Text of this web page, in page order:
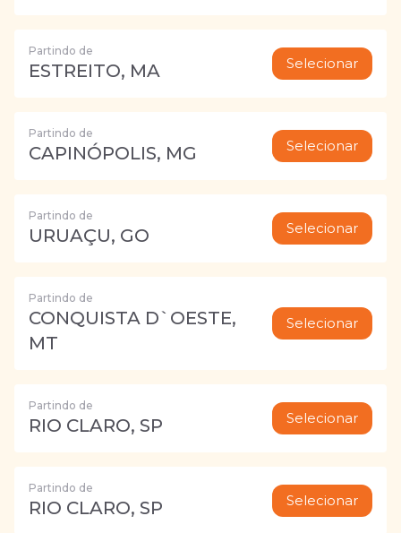
Partindo de
ESTREITO, MA Selecionar
Partindo de
CAPINÓPOLIS, MG Selecionar
Partindo de
URUAÇU, GO Selecionar
Partindo de
CONQUISTA D`OESTE,
MT
Selecionar
Partindo de
RIO CLARO, SP Selecionar
Partindo de
RIO CLARO, SP Selecionar